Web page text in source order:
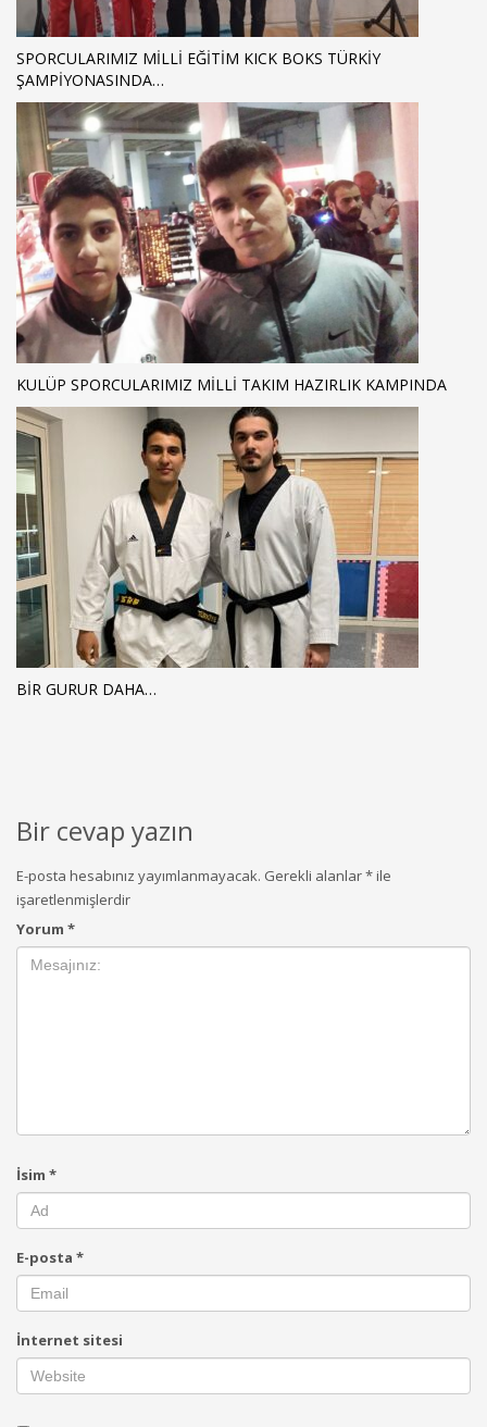
SPORCULARIMIZ MİLLİ EĞİTİM KICK BOKS TÜRKİY
ŞAMPİYONASINDA…
KULÜP SPORCULARIMIZ MILLI TAKIM HAZIRLIK KAMPINDA
BİR GURUR DAHA…
Bir cevap yazın
E-posta hesabınız yayımlanmayacak. Gerekli alanlar*ile
işaretlenmişlerdir
Yorum *
İsim *
E-posta *
İnternet sitesi